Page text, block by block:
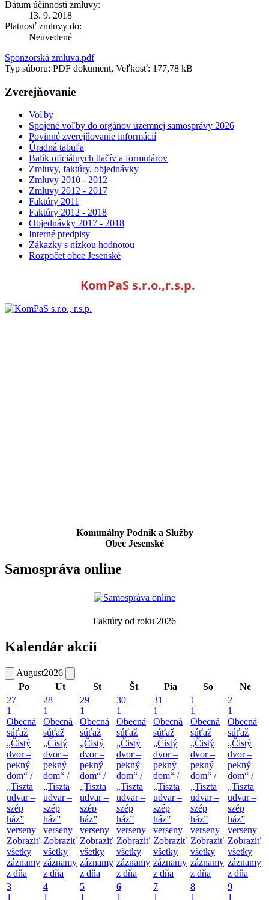
Dátum účinnosti zmluvy:
13. 9. 2018
Platnosť zmluvy do:
Neuvedené
Sponzorská zmluva.pdf
Typ súboru: PDF dokument, Veľkosť: 177,78 kB
Zverejňovanie
Voľby
Spojené voľby do orgánov územnej samosprávy 2026
Povinné zverejňovanie informácií
Úradná tabuľa
Balík oficiálnych tlačív a formulárov
Zmluvy, faktúry, objednávky
Zmluvy 2010 - 2012
Zmluvy 2012 - 2017
Faktúry 2011
Faktúry 2012 - 2018
Objednávky 2017 - 2018
Interné predpisy
Zákazky s nízkou hodnotou
Rozpočet obce Jesenské
KomPaS s.r.o.,r.s.p.
Komunálny Podnik a Služby
Obec Jesenské
Samospráva online
Faktúry od roku 2026
Kalendár akcií
August2026
Po
Ut St Št Pia So
Ne
27
1
Obecná
súťaž
„Čistý
dvor –
pekný
dom“ /
„Tiszta
udvar –
szép
ház”
verseny
Zobraziť
všetky
záznamy
z dňa
28
1
Obecná
súťaž
„Čistý
dvor –
pekný
dom“ /
„Tiszta
udvar –
szép
ház”
verseny
Zobraziť
všetky
záznamy
z dňa
29
1
Obecná
súťaž
„Čistý
dvor –
pekný
dom“ /
„Tiszta
udvar –
szép
ház”
verseny
Zobraziť
všetky
záznamy
z dňa
30
1
Obecná
súťaž
„Čistý
dvor –
pekný
dom“ /
„Tiszta
udvar –
szép
ház”
verseny
Zobraziť
všetky
záznamy
z dňa
31
1
Obecná
súťaž
„Čistý
dvor –
pekný
dom“ /
„Tiszta
udvar –
szép
ház”
verseny
Zobraziť
všetky
záznamy
z dňa
1
1
Obecná
súťaž
„Čistý
dvor –
pekný
dom“ /
„Tiszta
udvar –
szép
ház”
verseny
Zobraziť
všetky
záznamy
z dňa
2
1
Obecná
súťaž
„Čistý
dvor –
pekný
dom“ /
„Tiszta
udvar –
szép
ház”
verseny
Zobraziť
všetky
záznamy
z dňa
3
1
4
1
5
1
6
1
7
1
8
1
9
1